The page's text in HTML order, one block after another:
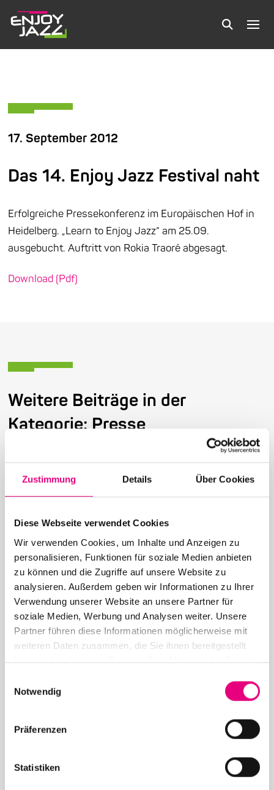
Zustimmung Details Über Cookies
Diese Webseite verwendet Cookies
Wir verwenden Cookies, um Inhalte und Anzeigen zu
personalisieren, Funktionen für soziale Medien anbieten
zu können und die Zugriffe auf unsere Website zu
analysieren. Außerdem geben wir Informationen zu Ihrer
Verwendung unserer Website an unsere Partner für
soziale Medien, Werbung und Analysen weiter. Unsere
Partner führen diese Informationen möglicherweise mit
weiteren Daten zusammen, die Sie ihnen bereitgestellt
Notwendig
Präferenzen
Statistiken
17. September 2012
Das 14. Enjoy Jazz Festival naht
Erfolgreiche Pressekonferenz im Europäischen Hof in
Heidelberg. „Learn to Enjoy Jazz“ am 25.09.
ausgebucht. Auftritt von Rokia Traoré abgesagt.
Download (Pdf)
Weitere Beiträge in der
Kategorie: Presse
26. Juni 2026
28. Enjoy Jazz Festival – Abschluss mit Brad
Mehldau solo
12. Mai 2026